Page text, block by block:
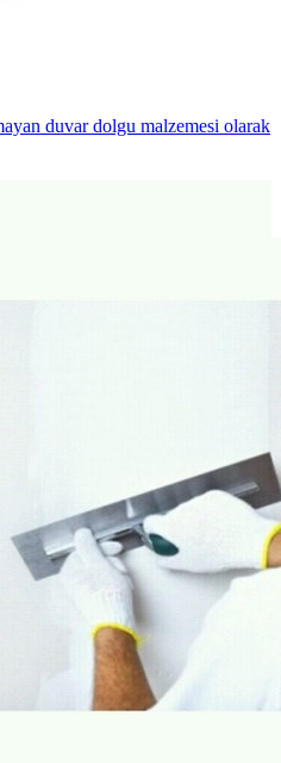
duvar dolgu malzemesi olarak